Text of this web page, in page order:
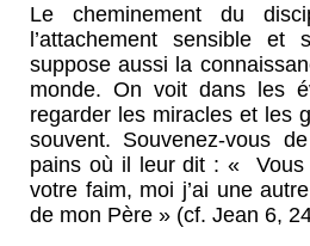
Le cheminement du
l’attachement sensible
suppose aussi la
monde. On voit dans les
regarder les miracles et les
souvent. Souvenez-vous
pains où il leur dit : « Vous
votre faim, moi j’ai une
de mon Père » (cf. Jean 6,